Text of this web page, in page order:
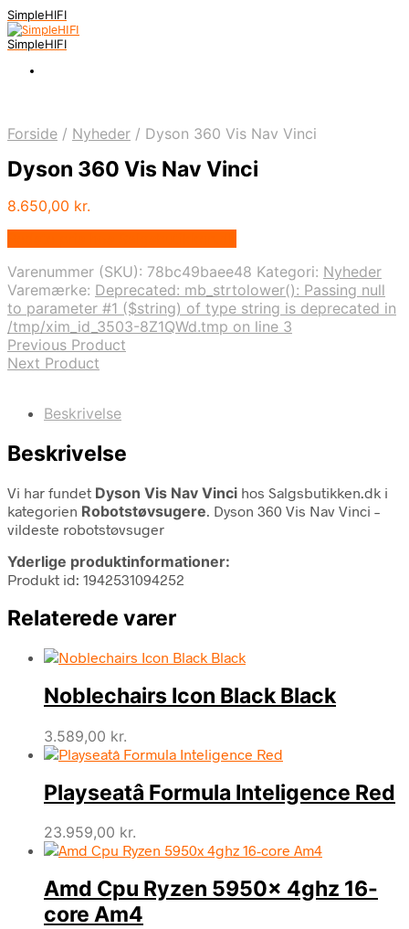
SimpleHIFI
SimpleHIFI
Forside / Nyheder / Dyson 360 Vis Nav Vinci
Dyson 360 Vis Nav Vinci
8.650,00 kr.
Varenummer (SKU): 78bc49baee48 Kategori: Nyheder
Varemærke: Deprecated: mb_strtolower(): Passing null
to parameter #1 ($string) of type string is deprecated in
/tmp/xim_id_3503-8Z1QWd.tmp on line 3
Previous Product
Next Product
Beskrivelse
Beskrivelse
Vi har fundet Dyson Vis Nav Vinci hos Salgsbutikken.dk i
kategorien Robotstøvsugere. Dyson 360 Vis Nav Vinci –
vildeste robotstøvsuger
Yderlige produktinformationer:
Produkt id: 1942531094252
Relaterede varer
Noblechairs Icon Black Black
3.589,00 kr.
Playseatâ Formula Inteligence Red
23.959,00 kr.
Amd Cpu Ryzen 5950x 4ghz 16-
core Am4